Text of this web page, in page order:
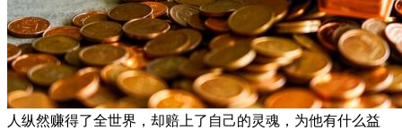
人纵然赚得了全世界，却赔上了自己的灵魂，为他有什么益